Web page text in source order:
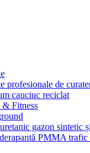
profesionale de
cauciuc reciclat
& Fitness
gazon sintetic
PMMA trafic